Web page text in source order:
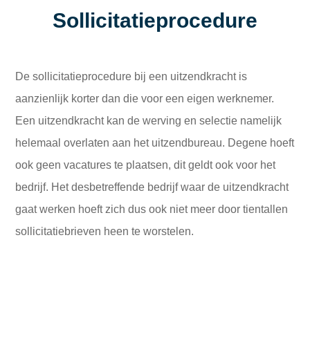
Sollicitatieprocedure
De sollicitatieprocedure bij een uitzendkracht is
aanzienlijk korter dan die voor een eigen werknemer.
Een uitzendkracht kan de werving en selectie namelijk
helemaal overlaten aan het uitzendbureau. Degene hoeft
ook geen vacatures te plaatsen, dit geldt ook voor het
bedrijf. Het desbetreffende bedrijf waar de uitzendkracht
gaat werken hoeft zich dus ook niet meer door tientallen
sollicitatiebrieven heen te worstelen.